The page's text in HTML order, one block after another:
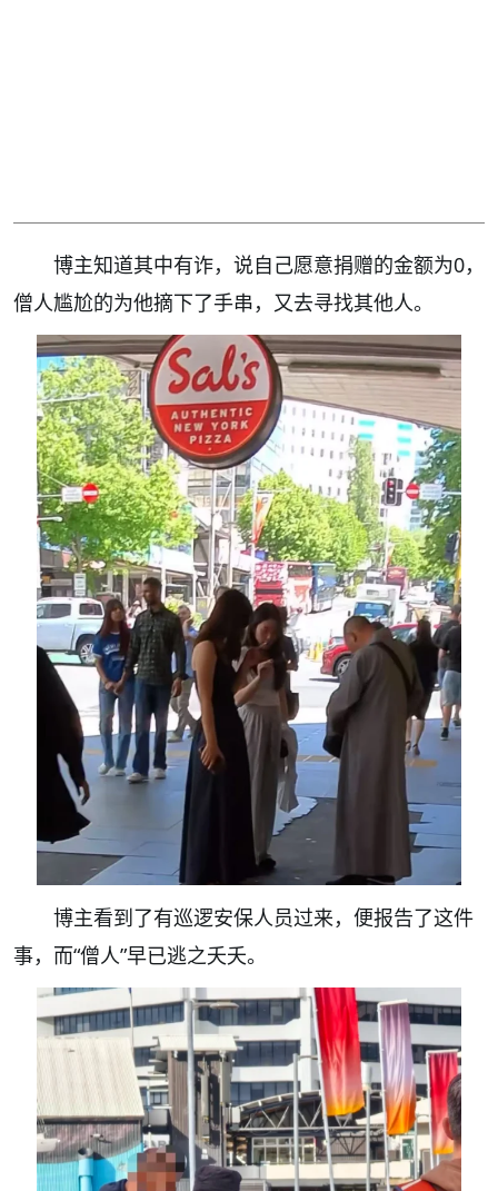
博主知道其中有诈，说自己愿意捐赠的金额为0，
僧人尴尬的为他摘下了手串，又去寻找其他人。
博主看到了有巡逻安保人员过来，便报告了这件
事，而“僧人”早已逃之夭夭。